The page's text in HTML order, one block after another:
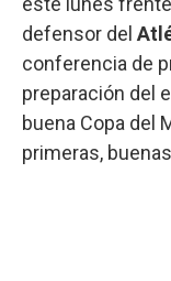
defensor del
conferencia de
preparación del
buena Copa del
primeras,